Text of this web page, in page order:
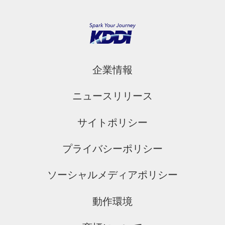
企業情報
ニュースリリース
サイトポリシー
プライバシーポリシー
ソーシャルメディアポリシー
動作環境